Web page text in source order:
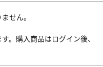
せん。
。購入商品はログイン後、